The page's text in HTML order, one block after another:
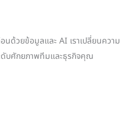
ด้วยข้อมูลและ AI เราเปลี่ยนความ
ดับศักยภาพทีมและธุรกิจคุณ